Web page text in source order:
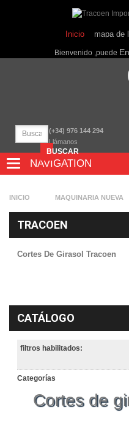
Inicio mapa de
Bienvenido ,puede
(+34) 976 144 294
Llámanos
NAVIGATION
NAVIGATION
BUSCAR
INICIO MAQUINARIA NUEVA
TRACOEN
Cortes De Girasol Tracoen
CATÁLOGO
filtros habilitados:
Categorías
Cortes de